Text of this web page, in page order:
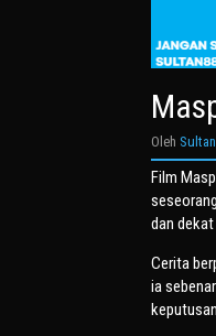
Oleh
Film
dan
Cerita
ia